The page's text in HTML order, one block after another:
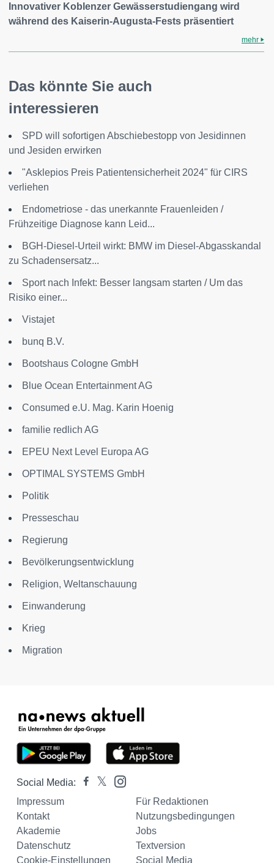
Innovativer Koblenzer Gewässerstudiengang wird
während des Kaiserin-Augusta-Fests präsentiert
mehr
Das könnte Sie auch
interessieren
SPD will sofortigen Abschiebestopp von Jesidinnen
und Jesiden erwirken
"Asklepios Preis Patientensicherheit 2024" für CIRS
verliehen
Endometriose - das unerkannte Frauenleiden /
Frühzeitige Diagnose kann Leid...
BGH-Diesel-Urteil wirkt: BMW im Diesel-Abgasskandal
zu Schadensersatz...
Sport nach Infekt: Besser langsam starten / Um das
Risiko einer...
Vistajet
bunq B.V.
Bootshaus Cologne GmbH
Blue Ocean Entertainment AG
Consumed e.U. Mag. Karin Hoenig
familie redlich AG
EPEU Next Level Europa AG
OPTIMAL SYSTEMS GmbH
Politik
Presseschau
Regierung
Bevölkerungsentwicklung
Religion, Weltanschauung
Einwanderung
Krieg
Migration
Social Media:
Impressum
Für Redaktionen
Kontakt
Nutzungsbedingungen
Akademie
Jobs
Datenschutz
Textversion
Cookie-Einstellungen
Social Media